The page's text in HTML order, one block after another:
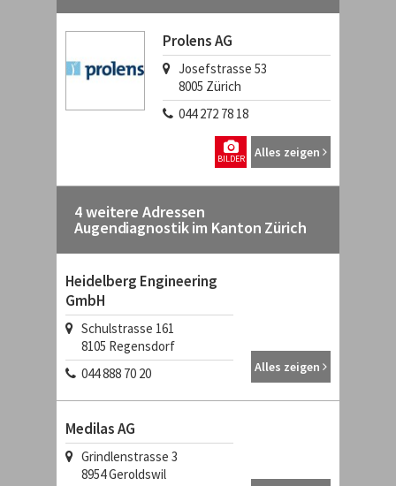
Prolens AG
Josefstrasse 53
8005 Zürich
044 272 78 18
Alles zeigen
BILDER
4 weitere Adressen
Augendiagnostik im Kanton Zürich
Heidelberg Engineering
GmbH
Schulstrasse 161
8105 Regensdorf
044 888 70 20
Alles zeigen
Medilas AG
Grindlenstrasse 3
8954Geroldswil